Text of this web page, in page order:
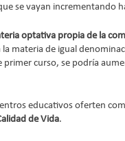
se vayan incrementando
optativa propia de la
materia de igual
primer curso, se podría
educativos oferten
de Vida.